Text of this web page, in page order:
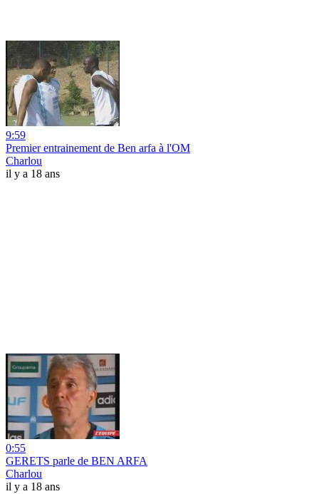
9:59
Premier entrainement de Ben arfa à l'OM
Charlou
il y a 18 ans
0:55
GERETS parle de BEN ARFA
Charlou
il y a 18 ans